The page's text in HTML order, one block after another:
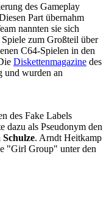
des Gameplay
Part übernahm
nannten sie sich
zum Großteil über
C64-Spielen in den
Diskettenmagazine des
und wurden an
des Fake Labels
dazu als Pseudonym den
Schulze. Arndt Heitkamp
"Girl Group" unter den